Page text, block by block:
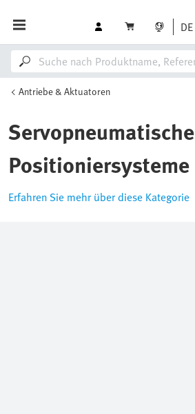
DE
Antriebe & Aktuatoren
Servopneumatische
Positioniersysteme
Erfahren Sie mehr über diese Kategorie